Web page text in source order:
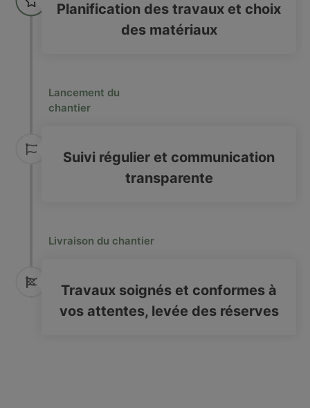
Planification des travaux et choix
des matériaux
Lancement du
chantier
Suivi régulier et communication
transparente
Livraison du chantier
Travaux soignés et conformes à
vos attentes, levée des réserves